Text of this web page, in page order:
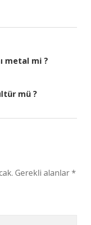
metal mi ?
mü ?
Gerekli alanlar*